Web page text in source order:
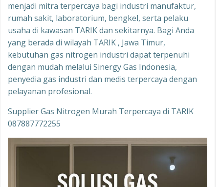
menjadi mitra terpercaya bagi industri manufaktur,
rumah sakit, laboratorium, bengkel, serta pelaku
usaha di kawasan TARIK dan sekitarnya. Bagi Anda
yang berada di wilayah TARIK , Jawa Timur,
kebutuhan gas nitrogen industri dapat terpenuhi
dengan mudah melalui Sinergy Gas Indonesia,
penyedia gas industri dan medis terpercaya dengan
pelayanan profesional.
Supplier Gas Nitrogen Murah Terpercaya di TARIK
087887772255